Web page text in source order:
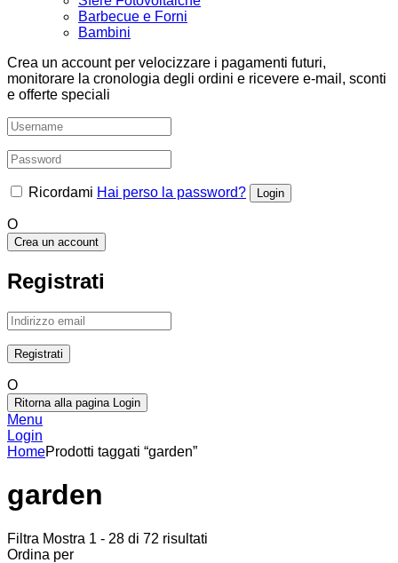
Barbecue e Forni
Bambini
Crea un account per velocizzare i pagamenti futuri,
monitorare la cronologia degli ordini e ricevere e-mail, sconti
e offerte speciali
Ricordami Hai perso la password?
O
Crea un account
Registrati
O
Ritorna alla pagina Login
Menu
Login
HomeProdotti taggati “garden”
garden
Filtra Mostra 1 - 28 di 72 risultati
Ordina per